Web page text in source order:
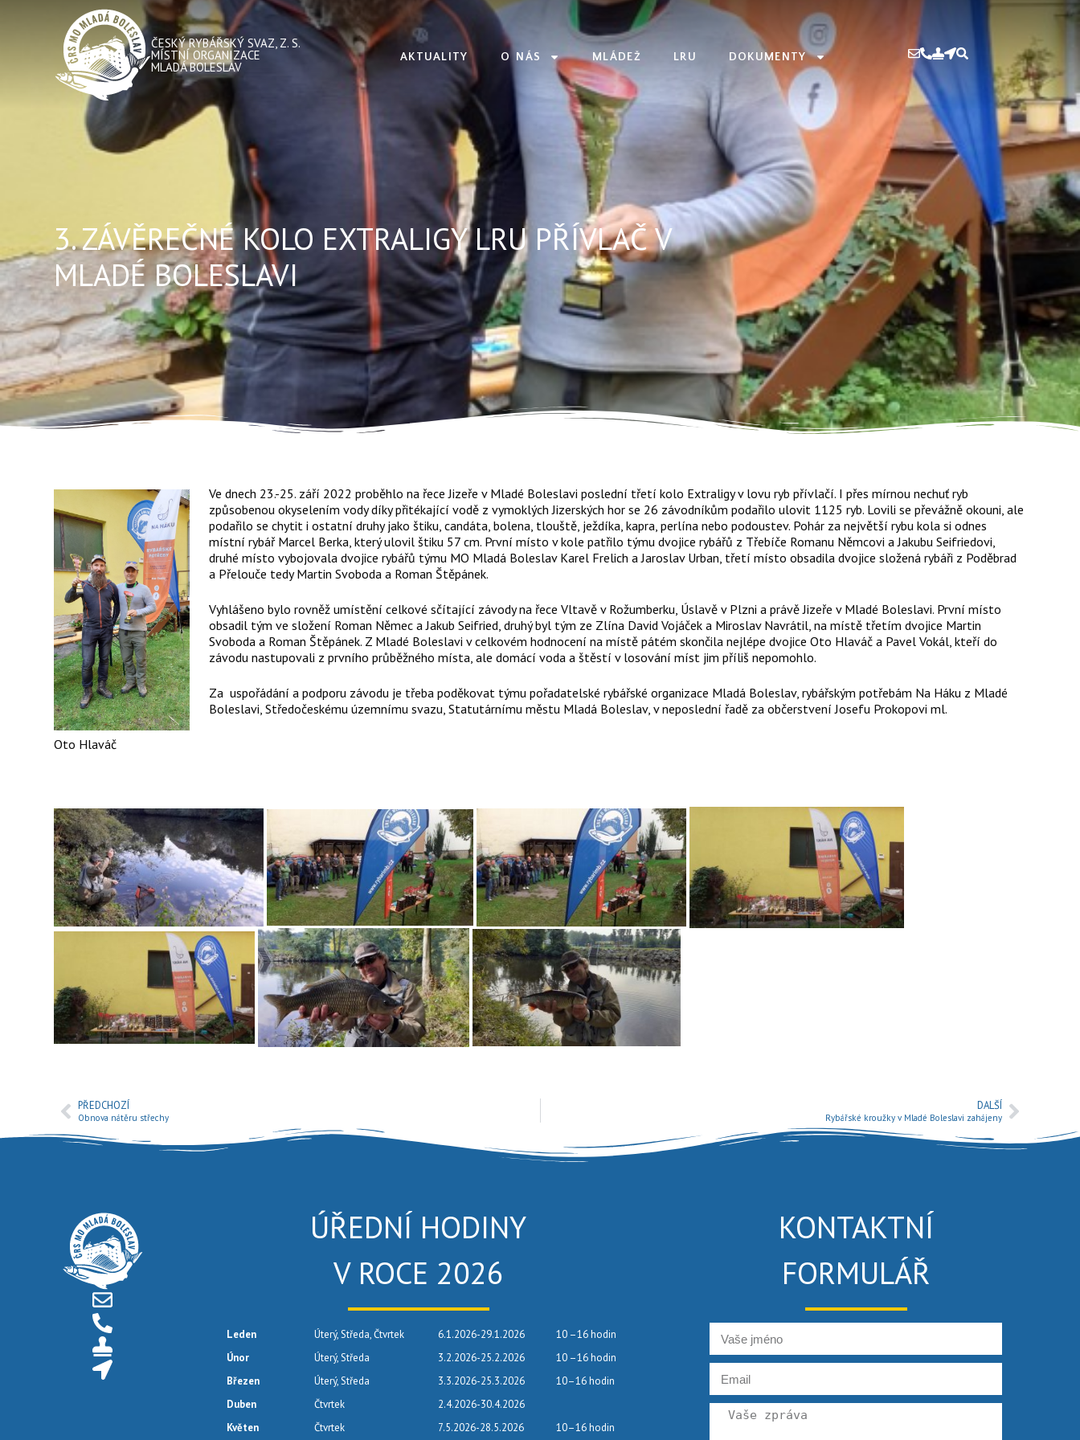
ČESKÝ RYBÁŘSKÝ SVAZ, Z. S.
MÍSTNÍ ORGANIZACE
MLADÁ BOLESLAV
AKTUALITY O NÁS MLÁDEŽ LRU DOKUMENTY
3. ZÁVĚREČNÉ KOLO EXTRALIGY LRU PŘÍVLAČ V
MLADÉ BOLESLAVI
Ve dnech 23.-25. září 2022 proběhlo na řece Jizeře v Mladé Boleslavi poslední třetí kolo Extraligy v lovu ryb přívlačí. I přes mírnou nechuť ryb
způsobenou okyselením vody díky přitékající vodě z vymoklých Jizerských hor se 26 závodníkům podařilo ulovit 1125 ryb. Lovili se převážně okouni, ale
podařilo se chytit i ostatní druhy jako štiku, candáta, bolena, tlouště, ježdíka, kapra, perlína nebo podoustev. Pohár za největší rybu kola si odnes
místní rybář Marcel Berka, který ulovil štiku 57 cm. První místo v kole patřilo týmu dvojice rybářů z Třebíče Romanu Němcovi a Jakubu Seifriedovi,
druhé místo vybojovala dvojice rybářů týmu MO Mladá Boleslav Karel Frelich a Jaroslav Urban, třetí místo obsadila dvojice složená rybáři z Poděbrad
a Přelouče tedy Martin Svoboda a Roman Štěpánek.
Vyhlášeno bylo rovněž umístění celkové sčítající závody na řece Vltavě v Rožumberku, Úslavě v Plzni a právě Jizeře v Mladé Boleslavi. První místo
obsadil tým ve složení Roman Němec a Jakub Seifried, druhý byl tým ze Zlína David Vojáček a Miroslav Navrátil, na místě třetím dvojice Martin
Svoboda a Roman Štěpánek. Z Mladé Boleslavi v celkovém hodnocení na místě pátém skončila nejlépe dvojice Oto Hlaváč a Pavel Vokál, kteří do
závodu nastupovali z prvního průběžného místa, ale domácí voda a štěstí v losování míst jim příliš nepomohlo.
Za uspořádání a podporu závodu je třeba poděkovat týmu pořadatelské rybářské organizace Mladá Boleslav, rybářským potřebám Na Háku z Mladé
Boleslavi, Středočeskému územnímu svazu, Statutárnímu městu Mladá Boleslav, v neposlední řadě za občerstvení Josefu Prokopovi ml.
Oto Hlaváč
PŘEDCHOZÍ
Obnova nátěru střechy
DALŠÍ
Rybářské kroužky v Mladé Boleslavi zahájeny
ÚŘEDNÍ HODINY
V ROCE 2026
Leden Úterý, Středa, Čtvrtek 6.1.2026-29.1.2026
10 –16 hodin
Únor
Úterý, Středa 3.2.2026-25.2.2026
10 –16 hodin
Březen
Úterý, Středa 3.3.2026-25.3.2026
10–16 hodin
Duben
Čtvrtek
2.4.2026-30.4.2026
Květen
Čtvrtek 7.5.2026-28.5.2026 10–16 hodin
KONTAKTNÍ
FORMULÁŘ